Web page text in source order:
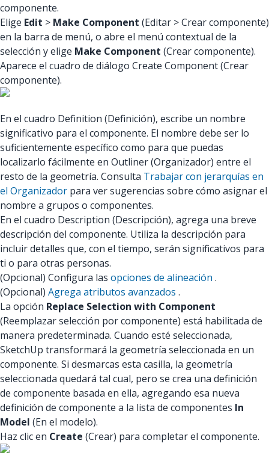
componente.
Elige Edit > Make Component (Editar > Crear componente)
en la barra de menú, o abre el menú contextual de la
selección y elige Make Component (Crear componente).
Aparece el cuadro de diálogo Create Component (Crear
componente).
En el cuadro Definition (Definición), escribe un nombre
significativo para el componente. El nombre debe ser lo
suficientemente específico como para que puedas
localizarlo fácilmente en Outliner (Organizador) entre el
resto de la geometría. Consulta Trabajar con jerarquías en
el Organizador para ver sugerencias sobre cómo asignar el
nombre a grupos o componentes.
En el cuadro Description (Descripción), agrega una breve
descripción del componente. Utiliza la descripción para
incluir detalles que, con el tiempo, serán significativos para
ti o para otras personas.
(Opcional) Configura las opciones de alineación .
(Opcional) Agrega atributos avanzados .
La opción Replace Selection with Component
(Reemplazar selección por componente) está habilitada de
manera predeterminada. Cuando esté seleccionada,
SketchUp transformará la geometría seleccionada en un
componente. Si desmarcas esta casilla, la geometría
seleccionada quedará tal cual, pero se crea una definición
de componente basada en ella, agregando esa nueva
definición de componente a la lista de componentes In
Model (En el modelo).
Haz clic en Create (Crear) para completar el componente.